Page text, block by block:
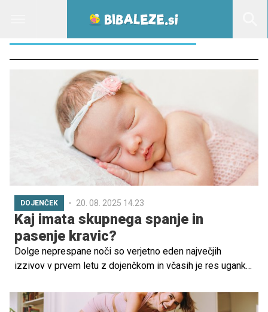
TELOVADBA Z DOJENČKOM
DOJENČEK 20. 08. 2025 14.23
Kaj imata skupnega spanje in
pasenje kravic?
Dolge neprespane noči so verjetno eden največjih
izzivov v prvem letu z dojenčkom in včasih je res uganka,
med njimi tudi pasenje kravic. Poglejte, zakaj ...